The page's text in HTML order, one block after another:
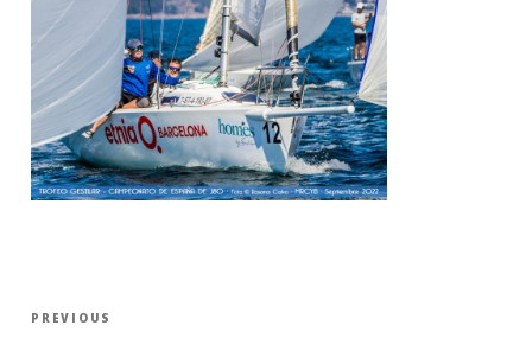
Navegación
Previous
PREVIOUS